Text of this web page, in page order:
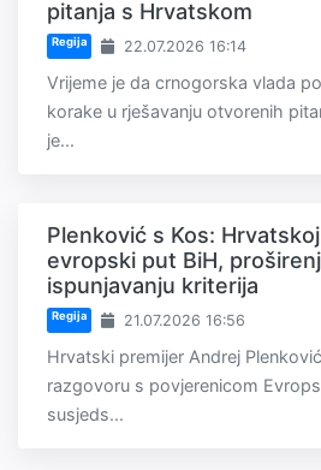
pitanja s Hrvatskom
Regija 22.07.2026 16:14
Vrijeme je da crnogorska vlada
korake u rješavanju otvorenih
je...
Plenković s Kos:
evropski put BiH,
ispunjavanju kriterija
Regija 21.07.2026 16:56
Hrvatski premijer Andrej
razgovoru s povjerenicom
susjeds...